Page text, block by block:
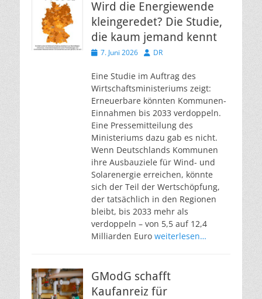
Wird die Energiewende
kleingeredet? Die Studie,
die kaum jemand kennt
Veröffentlicht
7. Juni 2026 Autor
DR
Eine Studie im Auftrag des
Wirtschaftsministeriums zeigt:
Erneuerbare könnten Kommunen-
Einnahmen bis 2033 verdoppeln.
Eine Pressemitteilung des
Ministeriums dazu gab es nicht.
Wenn Deutschlands Kommunen
ihre Ausbauziele für Wind- und
Solarenergie erreichen, könnte
sich der Teil der Wertschöpfung,
der tatsächlich in den Regionen
bleibt, bis 2033 mehr als
verdoppeln – von 5,5 auf 12,4
Milliarden Euro weiterlesen…
GModG schafft
Kaufanreiz für